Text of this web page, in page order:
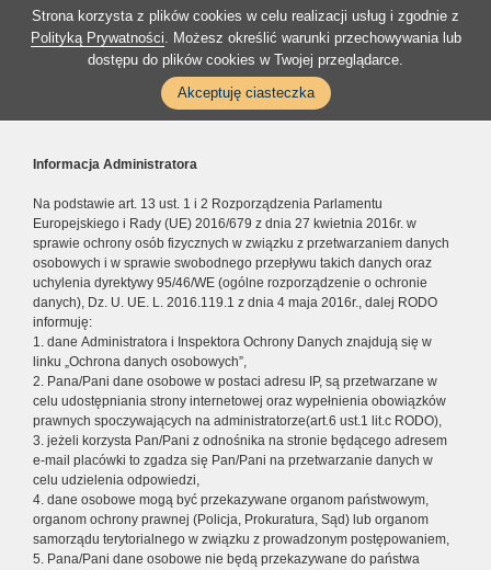
Strona korzysta z plików cookies w celu realizacji usług i zgodnie z
Polityką Prywatności. Możesz określić warunki przechowywania lub
dostępu do plików cookies w Twojej przeglądarce.
Akceptuję ciasteczka
Informacja Administratora
Na podstawie art. 13 ust. 1 i 2 Rozporządzenia Parlamentu
Europejskiego i Rady (UE) 2016/679 z dnia 27 kwietnia 2016r. w
sprawie ochrony osób fizycznych w związku z przetwarzaniem danych
osobowych i w sprawie swobodnego przepływu takich danych oraz
uchylenia dyrektywy 95/46/WE (ogólne rozporządzenie o ochronie
danych), Dz. U. UE. L. 2016.119.1 z dnia 4 maja 2016r., dalej RODO
informuję:
1. dane Administratora i Inspektora Ochrony Danych znajdują się w
linku „Ochrona danych osobowych”,
2. Pana/Pani dane osobowe w postaci adresu IP, są przetwarzane w
celu udostępniania strony internetowej oraz wypełnienia obowiązków
prawnych spoczywających na administratorze(art.6 ust.1 lit.c RODO),
3. jeżeli korzysta Pan/Pani z odnośnika na stronie będącego adresem
e-mail placówki to zgadza się Pan/Pani na przetwarzanie danych w
celu udzielenia odpowiedzi,
4. dane osobowe mogą być przekazywane organom państwowym,
organom ochrony prawnej (Policja, Prokuratura, Sąd) lub organom
samorządu terytorialnego w związku z prowadzonym postępowaniem,
5. Pana/Pani dane osobowe nie będą przekazywane do państwa